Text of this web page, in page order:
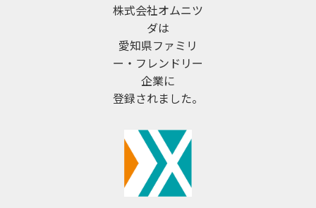
株式会社オムニツ
ダは
愛知県ファミリ
ー・フレンドリー
企業に
登録されました。